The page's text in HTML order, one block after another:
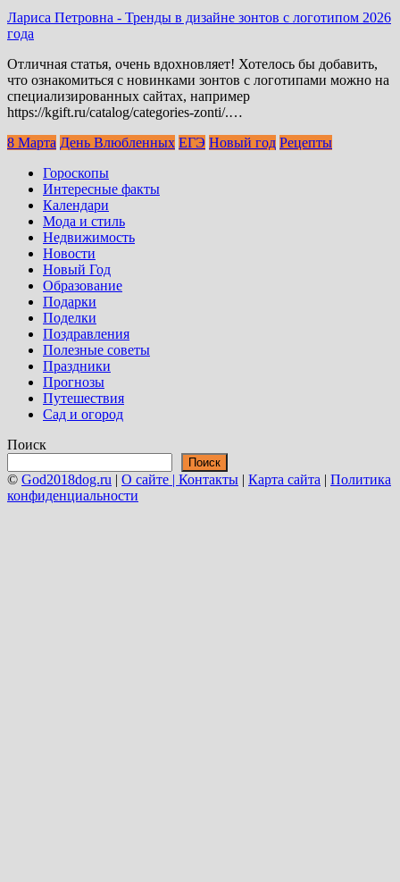
Лариса Петровна - Тренды в дизайне зонтов с логотипом 2026
года
Отличная статья, очень вдохновляет! Хотелось бы добавить,
что ознакомиться с новинками зонтов с логотипами можно на
специализированных сайтах, например
https://kgift.ru/catalog/categories-zonti/.…
8 Марта День Влюбленных ЕГЭ Новый год Рецепты
Гороскопы
Интересные факты
Календари
Мода и стиль
Недвижимость
Новости
Новый Год
Образование
Подарки
Поделки
Поздравления
Полезные советы
Праздники
Прогнозы
Путешествия
Сад и огород
Поиск
Поиск
© God2018dog.ru | О сайте | Контакты | Карта сайта | Политика
конфиденциальности